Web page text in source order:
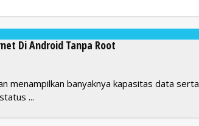
Di Android Tanpa Root
menampilkan banyaknya kapasitas data serta
...